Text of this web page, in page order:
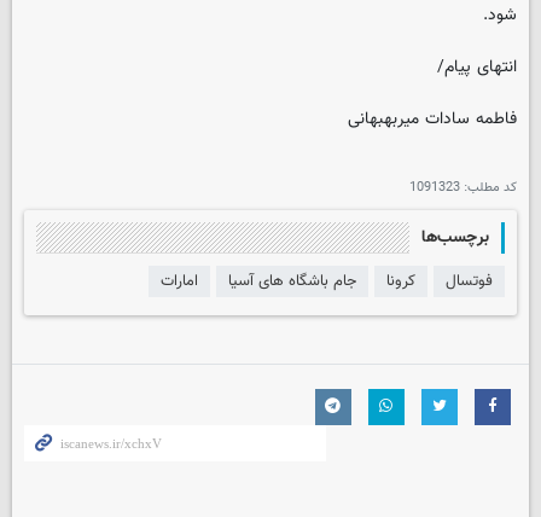
شود.
انتهای پیام/
فاطمه سادات میربهبهانی
کد مطلب: 1091323
برچسب‌ها
فوتسال کرونا جام باشگاه های آسیا امارات